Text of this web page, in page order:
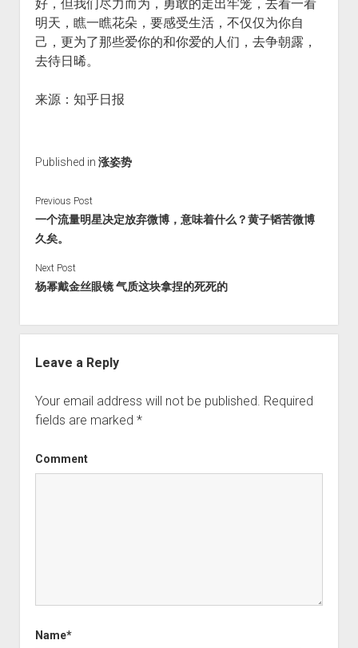
好，但我们尽力而为，勇敢的走出牢笼，去看一看
明天，瞧一瞧花朵，要感受生活，不仅仅为你自
己，更为了那些爱你的和你爱的人们，去争朝露，
去待日晞。
来源：知乎日报
Published in 涨姿势
Previous Post
一个流量明星决定放弃微博，意味着什么？黄子韬苦微博
久矣。
Next Post
杨幂戴金丝眼镜 气质这块拿捏的死死的
Leave a Reply
Your email address will not be published. Required
fields are marked *
Comment
Name*